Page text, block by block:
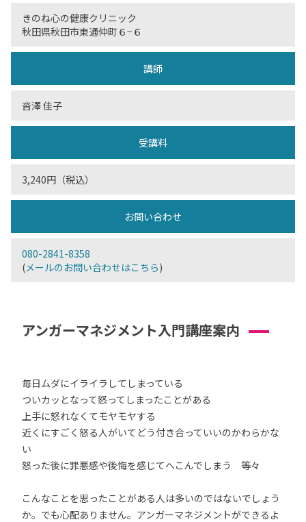
きのね心の健康クリニック
秋田県秋田市東通仲町６−６
講師
沓澤 佳子
受講料
3,240円（税込）
お問い合わせ
080-2841-8358
(メールのお問い合わせはこちら)
アンガーマネジメント入門講座案内
毎日ムダにイライラしてしまっている
ついカッとなって怒ってしまったことがある
上手に怒れなくてモヤモヤする
近くにすごく怒る人がいてどう付き合っていいのかわらかな
い
怒った後に罪悪感や後悔を感じてへこんでしまう 等々
こんなことを思ったことがある人は多いのではないでしょう
か。でも心配ありません。アンガーマネジメントができるよ